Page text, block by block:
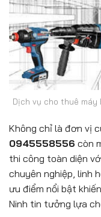
Dịch vụ cho thuê
Không chỉ là đơn vị
0945558556 còn
thi công toàn diện
chuyên nghiệp, linh
ưu điểm nổi bật
Ninh tin tưởng lựa